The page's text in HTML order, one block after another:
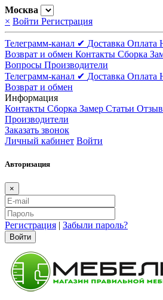
Москва
× Войти Регистрация
Телеграмм-канал ✔ Доставка Оплата
Возврат и обмен Контакты Сборка
Вопросы Производители
Телеграмм-канал ✔ Доставка Оплата
Возврат и обмен
Информация
Контакты Сборка Замер Статьи
Производители
Заказать звонок
Личный кабинет Войти
Авторизация
×
Регистрация | Забыли пароль?
Войти